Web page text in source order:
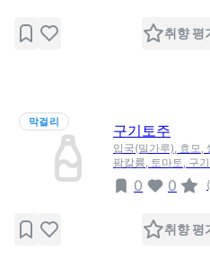
취향 평
막걸리
구기토주
입국(밀가루), 효모,
팜칼륨, 토마토, 구
0 0 (
취향 평